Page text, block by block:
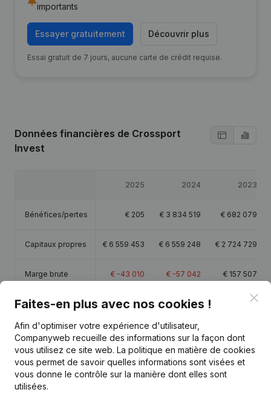
importants
Essayer gratuitement Découvrir plus
Essai gratuit de 7 jours, aucune carte de crédit requise.
Données financières de Crossport
Invest
2025 2024 2023
Bénéfices/pertes € 205 € 3 834 519 € 682 079
Capitaux propres € 6 559 453 € 6 559 248 € 2 724 729
Marge brute € -43 010 € -57 042 € 157 507
Personnel 1,7
Publicationsde Crossport Invest
Faites-en plus avec nos cookies !
Afin d'optimiser votre expérience d'utilisateur,
Companyweb recueille des informations sur la façon dont
vous utilisez ce site web. La politique en matière de cookies
vous permet de savoir quelles informations sont visées et
vous donne le contrôle sur la manière dont elles sont
utilisées.